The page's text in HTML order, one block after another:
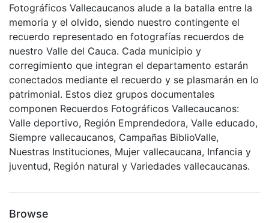
Fotográficos Vallecaucanos alude a la batalla entre la
memoria y el olvido, siendo nuestro contingente el
recuerdo representado en fotografías recuerdos de
nuestro Valle del Cauca. Cada municipio y
corregimiento que integran el departamento estarán
conectados mediante el recuerdo y se plasmarán en lo
patrimonial. Estos diez grupos documentales
componen Recuerdos Fotográficos Vallecaucanos:
Valle deportivo, Región Emprendedora, Valle educado,
Siempre vallecaucanos, Campañas BiblioValle,
Nuestras Instituciones, Mujer vallecaucana, Infancia y
juventud, Región natural y Variedades vallecaucanas.
Browse